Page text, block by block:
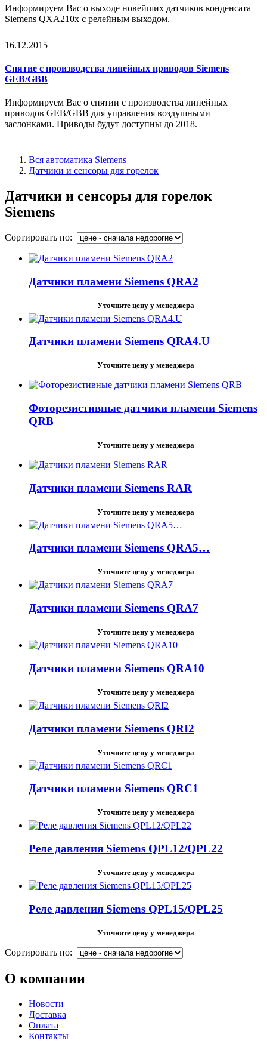
Информируем Вас о выходе новейших датчиков конденсата
Siemens QXA210x с релейным выходом.
16.12.2015
Снятие с производства линейных приводов Siemens
GEB/GBB
Информируем Вас о снятии с производства линейных
приводов GEB/GBB для управления воздушными
заслонками. Приводы будут доступны до 2018.
Вся автоматика Siemens
Датчики и сенсоры для горелок
Датчики и сенсоры для горелок
Siemens
Сортировать по:
Датчики пламени Siemens QRA2
Уточните цену у менеджера
Датчики пламени Siemens QRA4.U
Уточните цену у менеджера
Фоторезистивные датчики пламени Siemens
QRB
Уточните цену у менеджера
Датчики пламени Siemens RAR
Уточните цену у менеджера
Датчики пламени Siemens QRA5…
Уточните цену у менеджера
Датчики пламени Siemens QRA7
Уточните цену у менеджера
Датчики пламени Siemens QRA10
Уточните цену у менеджера
Датчики пламени Siemens QRI2
Уточните цену у менеджера
Датчики пламени Siemens QRC1
Уточните цену у менеджера
Реле давления Siemens QPL12/QPL22
Уточните цену у менеджера
Реле давления Siemens QPL15/QPL25
Уточните цену у менеджера
Сортировать по:
О компании
Новости
Доставка
Оплата
Контакты